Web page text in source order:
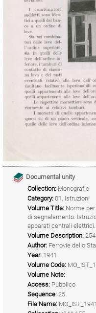
Documental unity
Collection: Monografie
Category: 01. Istruzioni
Volume Title: Norme
di segnalamento.
apparati centrali
Volume Description:
Author: Ferrovie dello
Year: 1941
Volume Code:
Volume Note:
Access: Pubblico
Sequence: 25
File Name: